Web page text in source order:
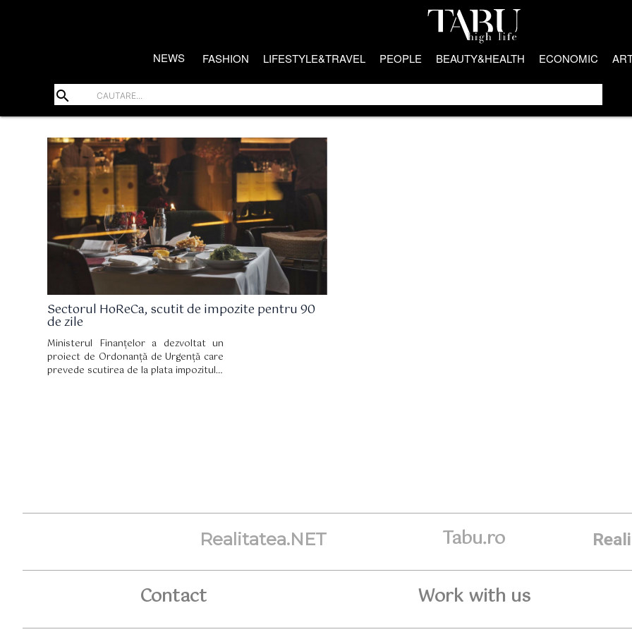
NEWS FASHION LIFESTYLE&TRAVEL PEOPLE BEAUTY&HEALTH ECONOMIC
search
Sectorul HoReCa, scutit de impozite pentru 90
de zile
Ministerul Finanțelor a dezvoltat un
proiect de Ordonanță de Urgență care
prevede scutirea de la plata impozitului
Realitatea.NET Tabu.ro
Contact Work with us